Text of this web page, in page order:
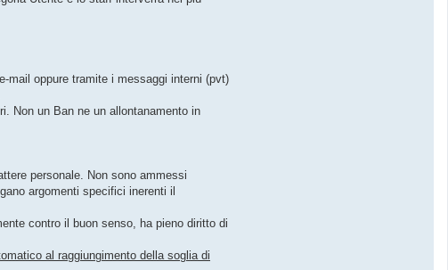
mail oppure tramite i messaggi interni (pvt)
Non un Ban ne un allontanamento in
personale. Non sono ammessi
argomenti specifici inerenti il
contro il buon senso, ha pieno diritto di
al raggiungimento della soglia di